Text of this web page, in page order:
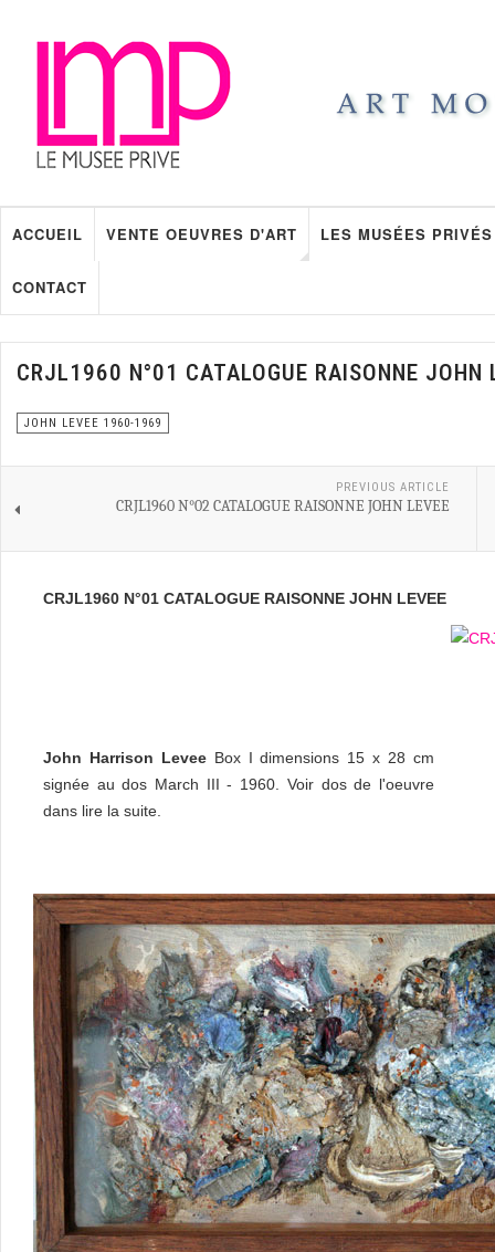
ACCUEIL VENTE OEUVRES D'ART LES MUSÉES PRIVÉS
CONTACT
CRJL1960 N°01 CATALOGUE RAISONNE JOHN
JOHN LEVEE 1960-1969
PREVIOUS ARTICLE
CRJL1960 N°02 CATALOGUE RAISONNE JOHN LEVEE
CRJL1960 N°01 CATALOGUE RAISONNE JOHN LEVEE
John Harrison LeveeBox I dimensions 15 x 28 cm
signée au dos March III - 1960. Voir dos de l'oeuvre
dans lire la suite.